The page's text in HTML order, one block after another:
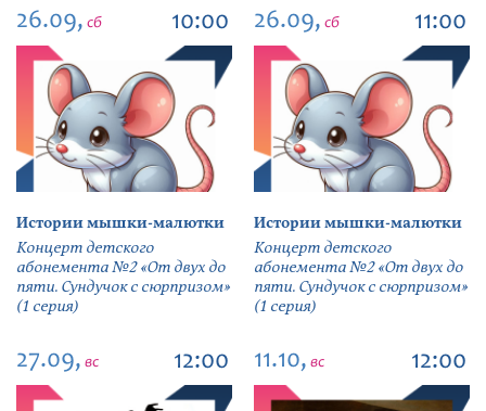
26.09, сб 10:00
Истории мышки-малютки
Концерт детского
абонемента №2 «От двух до
пяти. Сундучок с сюрпризом»
(1 серия)
26.09, сб 11:00
Истории мышки-малютки
Концерт детского
абонемента №2 «От двух до
пяти. Сундучок с сюрпризом»
(1 серия)
27.09, вс 12:00 11.10, вс 12:00